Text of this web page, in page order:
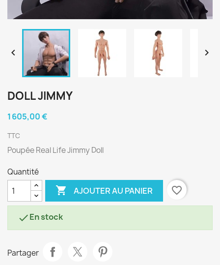
 
DOLL JIMMY
1 605,00 €
TTC
Poupée Real Life Jimmy Doll
Quantité
 AJOUTER AU PANIER favorite_border
En stock
Partager